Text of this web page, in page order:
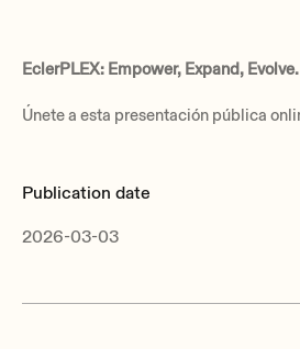
EclerPLEX: Empower, Expand, Evolve.
Únete a esta presentación pública
Publication date
2026-03-03